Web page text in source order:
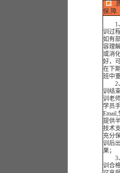
.
保.障.
1
训过
如有
容理
或消
好，
在下
班中
2
训结
训老
学员
Email,
提供
技术
充分
训后
果；
3
训合